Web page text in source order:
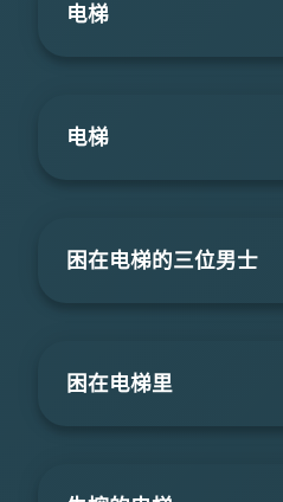
电梯
电梯
困在电梯的三位男士
困在电梯里